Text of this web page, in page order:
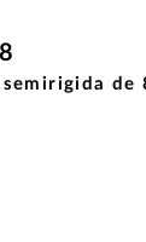
de